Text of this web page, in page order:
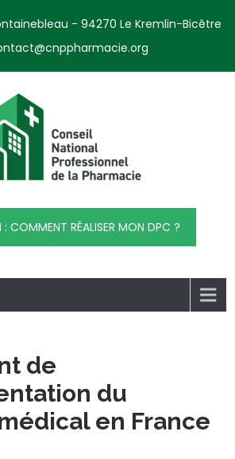
- 94270 Le Kremlin-Bicêtre
: COMMENT RÉALISER MON DPC ?
de
du
en France